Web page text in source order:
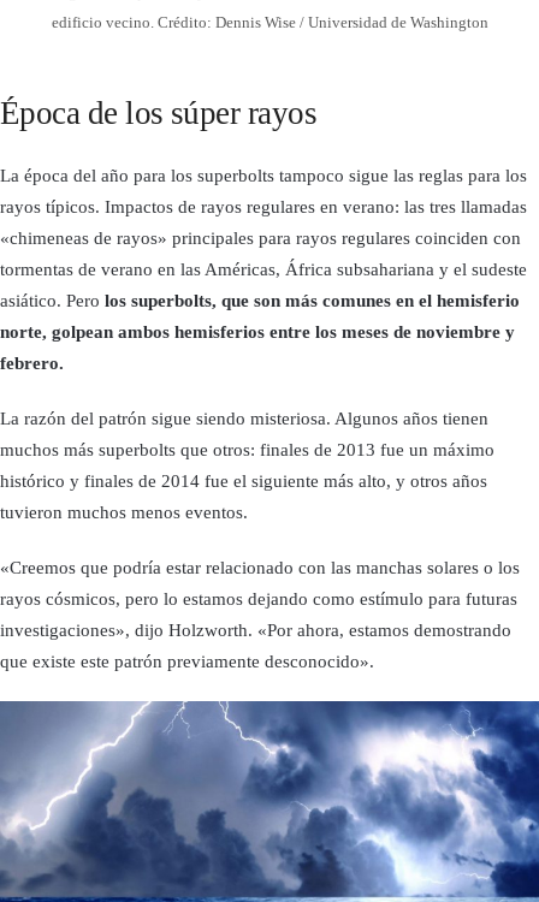
edificio vecino. Crédito: Dennis Wise / Universidad de Washington
Época de los súper rayos
La época del año para los superbolts tampoco sigue las reglas para los
rayos típicos. Impactos de rayos regulares en verano: las tres llamadas
«chimeneas de rayos» principales para rayos regulares coinciden con
tormentas de verano en las Américas, África subsahariana y el sudeste
asiático. Pero los superbolts, que son más comunes en el hemisferio
norte, golpean ambos hemisferios entre los meses de noviembre y
febrero.
La razón del patrón sigue siendo misteriosa. Algunos años tienen
muchos más superbolts que otros: finales de 2013 fue un máximo
histórico y finales de 2014 fue el siguiente más alto, y otros años
tuvieron muchos menos eventos.
«Creemos que podría estar relacionado con las manchas solares o los
rayos cósmicos, pero lo estamos dejando como estímulo para futuras
investigaciones», dijo Holzworth. «Por ahora, estamos demostrando
que existe este patrón previamente desconocido».